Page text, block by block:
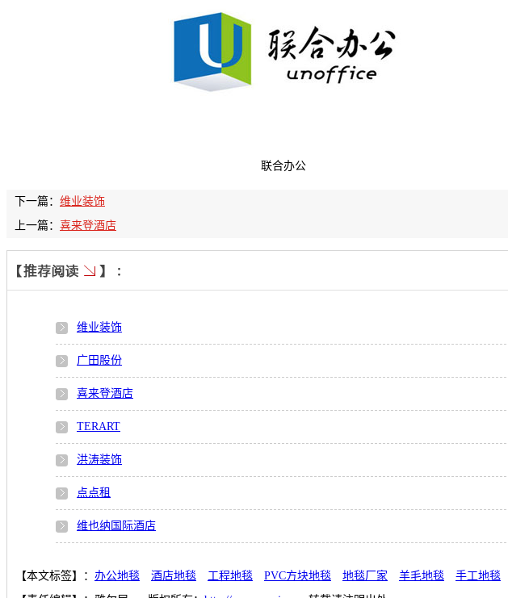
联合办公
下一篇： 维业装饰
上一篇： 喜来登酒店
维业装饰
广田股份
喜来登酒店
TERART
洪涛装饰
点点租
维也纳国际酒店
【本文标签】： 办公地毯 酒店地毯 工程地毯 PVC方块地毯 地毯厂家 羊毛地毯
手工地毯